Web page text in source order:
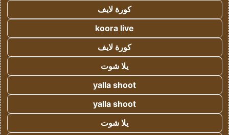
كورة لايف
koora live
كورة لايف
يلا شوت
yalla shoot
yalla shoot
يلا شوت